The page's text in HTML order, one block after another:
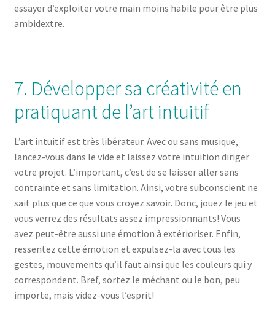
essayer d’exploiter votre main moins habile pour être plus
ambidextre.
7. Développer sa créativité en
pratiquant de l’art intuitif
L’art intuitif est très libérateur. Avec ou sans musique,
lancez-vous dans le vide et laissez votre intuition diriger
votre projet. L’important, c’est de se laisser aller sans
contrainte et sans limitation. Ainsi, votre subconscient ne
sait plus que ce que vous croyez savoir. Donc, jouez le jeu et
vous verrez des résultats assez impressionnants! Vous
avez peut-être aussi une émotion à extérioriser. Enfin,
ressentez cette émotion et expulsez-la avec tous les
gestes, mouvements qu’il faut ainsi que les couleurs qui y
correspondent. Bref, sortez le méchant ou le bon, peu
importe, mais videz-vous l’esprit!